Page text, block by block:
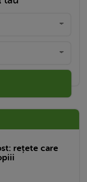
rețete care